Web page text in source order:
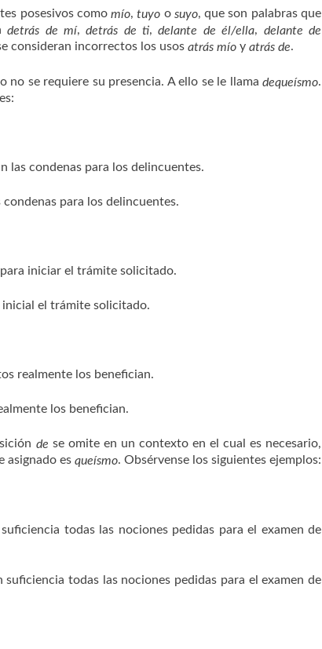
posesivos comomío,tuyo o suyo, que son palabras que
detrás de mí,detrás de ti,delante de él/ella, delante de
consideran incorrectos los usos atrás mío y atrás de.
no se requiere su presencia. A ello se le llama dequeísmo.
las condenas para los delincuentes.
condenas para los delincuentes.
iniciar el trámite solicitado.
el trámite solicitado.
realmente los benefician.
los benefician.
de se omite en un contexto en el cual es necesario,
asignado es queísmo. Obsérvense los siguientes ejemplos:
todas las nociones pedidas para el examen de
suficiencia todas las nociones pedidas para el examen de